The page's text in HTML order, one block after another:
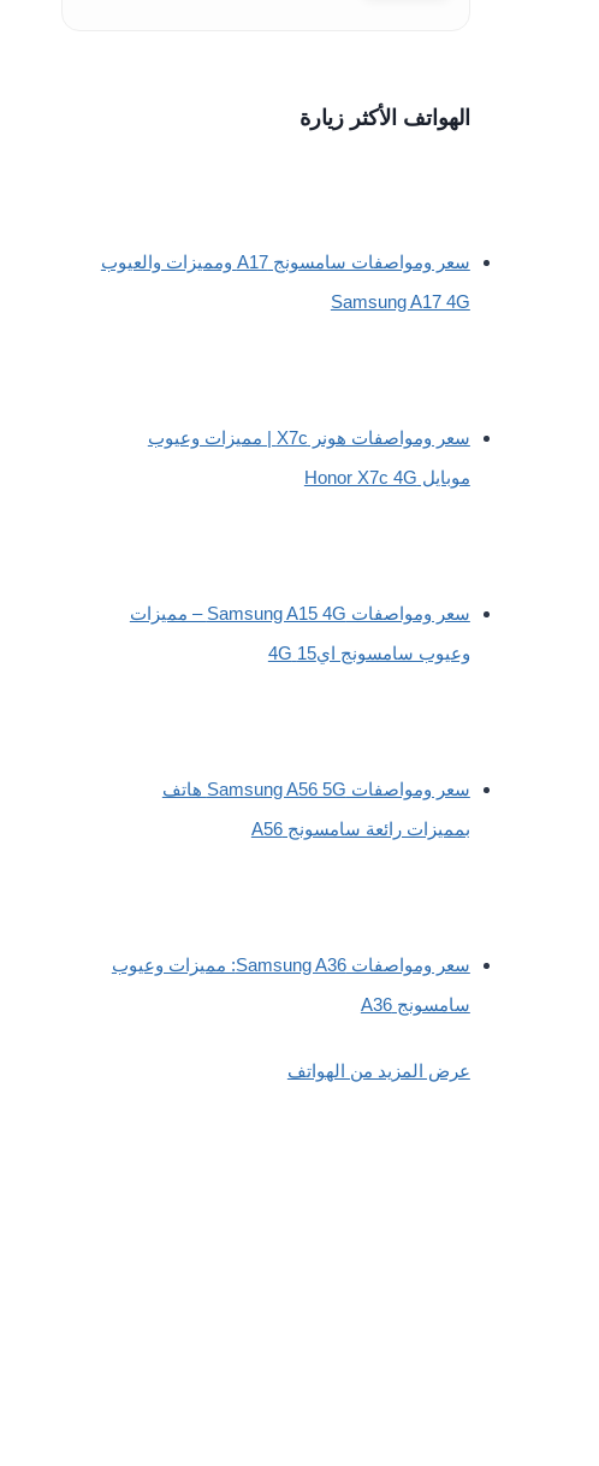
الهواتف الأكثر زيارة
سعر ومواصفات سامسونج A17 ومميزات والعيوب
Samsung A17 4G
سعر ومواصفات هونر X7c | مميزات وعيوب
موبايل Honor X7c 4G
سعر ومواصفات Samsung A15 4G – مميزات
وعيوب سامسونج اي15 4G
سعر ومواصفات Samsung A56 5G هاتف
بمميزات رائعة سامسونج A56
سعر ومواصفات Samsung A36: مميزات وعيوب
سامسونج A36
عرض المزيد من الهواتف